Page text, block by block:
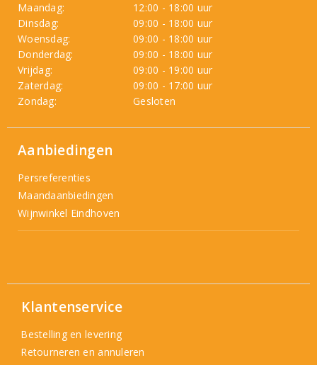
Maandag:
12:00 - 18:00 uur
Dinsdag:
09:00 - 18:00 uur
Woensdag:
09:00 - 18:00 uur
Donderdag:
09:00 - 18:00 uur
Vrijdag:
09:00 - 19:00 uur
Zaterdag:
09:00 - 17:00 uur
Zondag:
Gesloten
Aanbiedingen
Persreferenties
Maandaanbiedingen
Wijnwinkel Eindhoven
Klantenservice
Bestelling en levering
Retourneren en annuleren